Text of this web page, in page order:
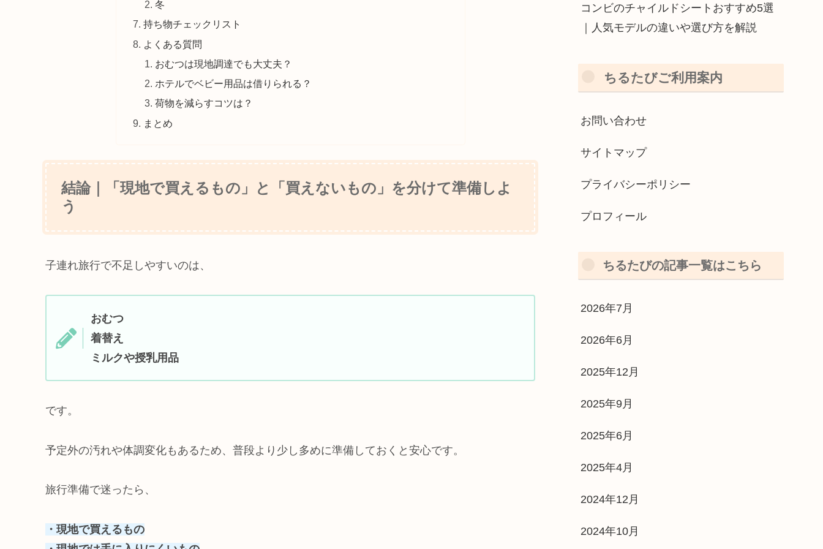
冬
持ち物チェックリスト
よくある質問
おむつは現地調達でも大丈夫？
ホテルでベビー用品は借りられる？
荷物を減らすコツは？
まとめ
結論｜「現地で買えるもの」と「買えないもの」を分けて準備しよ
う
子連れ旅行で不足しやすいのは、
おむつ
着替え
ミルクや授乳用品
です。
予定外の汚れや体調変化もあるため、普段より少し多めに準備しておくと安心です。
旅行準備で迷ったら、
・現地で買えるもの
コンビのチャイルドシートおすすめ5選
｜人気モデルの違いや選び方を解説
ちるたびご利用案内
お問い合わせ
サイトマップ
プライバシーポリシー
プロフィール
ちるたびの記事一覧はこちら
2026年7月
2026年6月
2025年12月
2025年9月
2025年6月
2025年4月
2024年12月
2024年10月